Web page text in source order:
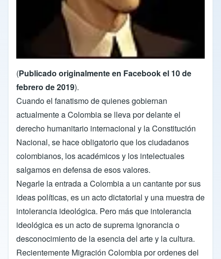
(Publicado originalmente en Facebook el 10 de
febrero de 2019).
Cuando el fanatismo de quienes gobiernan
actualmente a Colombia se lleva por delante el
derecho humanitario internacional y la Constitución
Nacional, se hace obligatorio que los ciudadanos
colombianos, los académicos y los intelectuales
salgamos en defensa de esos valores.
Negarle la entrada a Colombia a un cantante por sus
ideas políticas, es un acto dictatorial y una muestra de
intolerancia ideológica. Pero más que intolerancia
ideológica es un acto de suprema ignorancia o
desconocimiento de la esencia del arte y la cultura.
Recientemente Migración Colombia por ordenes del